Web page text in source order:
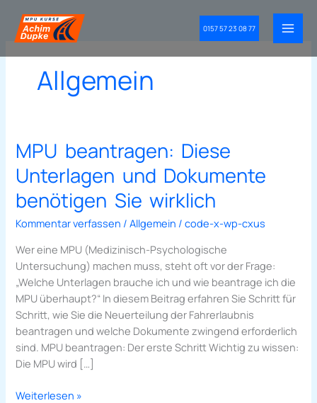
Inhalt
springen
0157 57 23 08 77
Allgemein
MPU beantragen: Diese
Unterlagen und Dokumente
benötigen Sie wirklich
Kommentar verfassen /Allgemein /code-x-wp-cxus
Wer eine MPU (Medizinisch-Psychologische
Untersuchung) machen muss, steht oft vor der Frage:
„Welche Unterlagen brauche ich und wie beantrage ich die
MPU überhaupt?“ In diesem Beitrag erfahren Sie Schritt für
Schritt, wie Sie die Neuerteilung der Fahrerlaubnis
beantragen und welche Dokumente zwingend erforderlich
sind. MPU beantragen: Der erste Schritt Wichtig zu wissen:
Die MPU wird […]
MPU
beantragen:
Diese
Unterlagen
und
Dokumente
benötigen
Sie
wirklich
Weiterlesen »